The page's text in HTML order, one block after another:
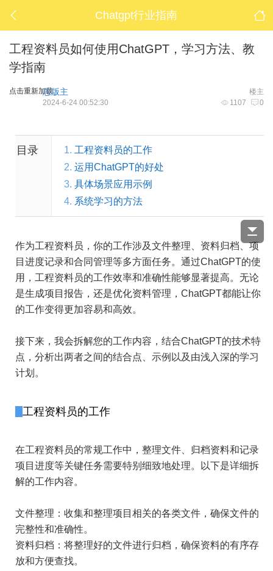
Chatgpt行业指南
工程资料员如何使用ChatGPT，学习方法、教
学指南
点击重新加载 楼主
总版主
1107 0
2024-6-24 00:52:30
目录 1. 工程资料员的工作
2. 运用ChatGPT的好处
3. 具体场景应用示例
4. 系统学习的方法
作为工程资料员，你的工作涉及文件整理、资料归档、项
目进度记录和合同管理等多方面任务。通过ChatGPT的使
用，工程资料员的工作效率和准确性能够显著提高。无论
是生成项目报告，还是优化资料管理，ChatGPT都能让你
的工作变得更加容易和高效。
接下来，我会拆解您的工作内容，结合ChatGPT的技术特
点，分析出两者之间的结合点、示例以及由浅入深的学习
计划。
工程资料员的工作
在工程资料员的常规工作中，整理文件、归档资料和记录
项目进度等关键任务需要特别细致地处理。以下是详细拆
解的工作内容。
文件整理：收集和整理项目相关的各类文件，确保文件的
完整性和准确性。
资料归档：将整理好的文件进行归档，确保资料的有序存
放和方便查找。